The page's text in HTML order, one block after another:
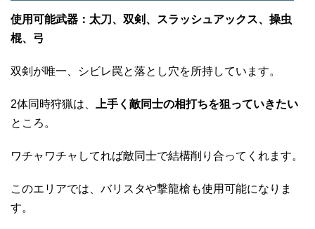
使用可能武器：太刀、双剣、スラッシュアックス、操虫
棍、弓
双剣が唯一、シビレ罠と落とし穴を所持しています。
2体同時狩猟は、
上手く敵同士の相打ちを狙っていきたい
ところ。
ワチャワチャしてれば敵同士で結構削り合ってくれます。
このエリアでは、バリスタや撃龍槍も使用可能になりま
す。